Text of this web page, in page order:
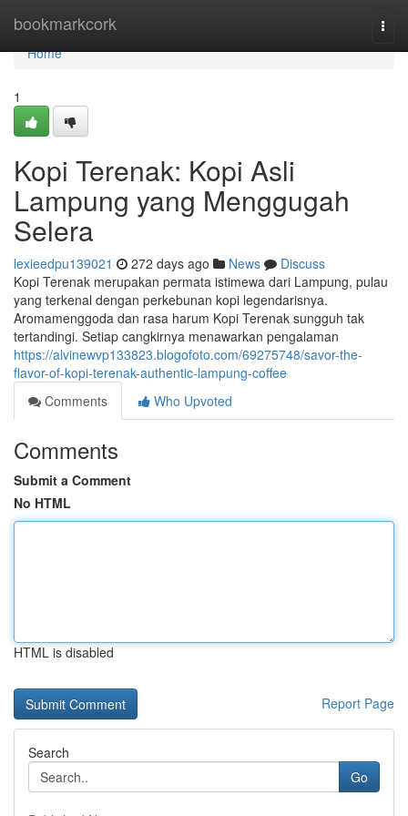
bookmarkcork
Home
Home
1
Kopi Terenak: Kopi Asli
Lampung yang Menggugah
Selera
lexieedpu139021 272 days ago News
Discuss
Kopi Terenak merupakan permata istimewa dari Lampung, pulau
yang terkenal dengan perkebunan kopi legendarisnya.
Aromamenggoda dan rasa harum Kopi Terenak sungguh tak
tertandingi. Setiap cangkirnya menawarkan pengalaman
https://alvinewvp133823.blogofoto.com/69275748/savor-the-
flavor-of-kopi-terenak-authentic-lampung-coffee
Comments
Who Upvoted
Comments
Submit a Comment
No HTML
HTML is disabled
Report Page
Search
Go